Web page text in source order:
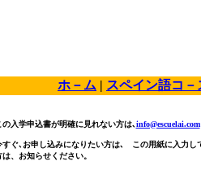
ホ－ム | スペイン語コ－
の入学申込書が明確に見れない方は､info@escuelai.com
すぐ､お申し込みになりたい方は､ この用紙に入力し
、
お知らせください。